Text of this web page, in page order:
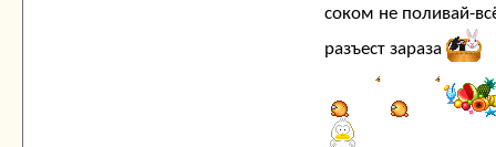
соком не поливай-
разъест зараза